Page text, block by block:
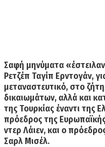
Σαφή μηνύματα
Ρετζέπ Ταγίπ Ερντογάν,
μεταναστευτικό, στο
δικαιωμάτων, αλλά και
της Τουρκίας έναντι της
πρόεδρος της
ντερ Λάιεν, και ο
Σαρλ Μισέλ.